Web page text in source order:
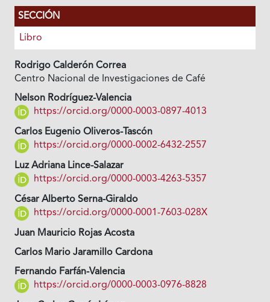
SECCIÓN
Libro
Rodrigo Calderón Correa
Centro Nacional de Investigaciones de Café
Nelson Rodríguez-Valencia
https://orcid.org/0000-0003-0897-4013
Carlos Eugenio Oliveros-Tascón
https://orcid.org/0000-0002-6432-2557
Luz Adriana Lince-Salazar
https://orcid.org/0000-0003-4263-5357
César Alberto Serna-Giraldo
https://orcid.org/0000-0001-7603-028X
Juan Mauricio Rojas Acosta
Carlos Mario Jaramillo Cardona
Fernando Farfán-Valencia
https://orcid.org/0000-0003-0976-8828